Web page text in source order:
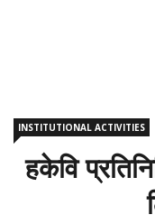
INSTITUTIONAL ACTIVITIES
हकेवि